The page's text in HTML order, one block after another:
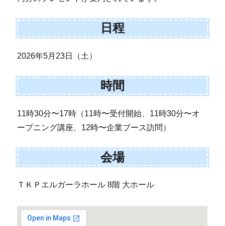
日程
2026年5月23日（土）
時間
11時30分〜17時（11時〜受付開始、11時30分〜オ
ープニング講座、12時〜企業ブース訪問）
会場
ＴＫＰエルガーラホール 8階 大ホール